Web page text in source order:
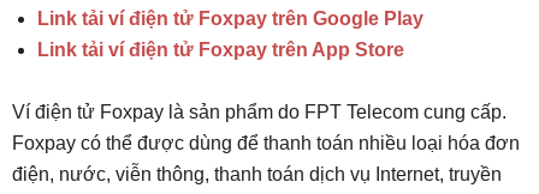
Link tải ví điện tử Foxpay trên Google Play
Link tải ví điện tử Foxpay trên App Store
Ví điện tử Foxpay là sản phẩm do FPT Telecom cung cấp.
Foxpay có thể được dùng để thanh toán nhiều loại hóa đơn
điện, nước, viễn thông, thanh toán dịch vụ Internet, truyền